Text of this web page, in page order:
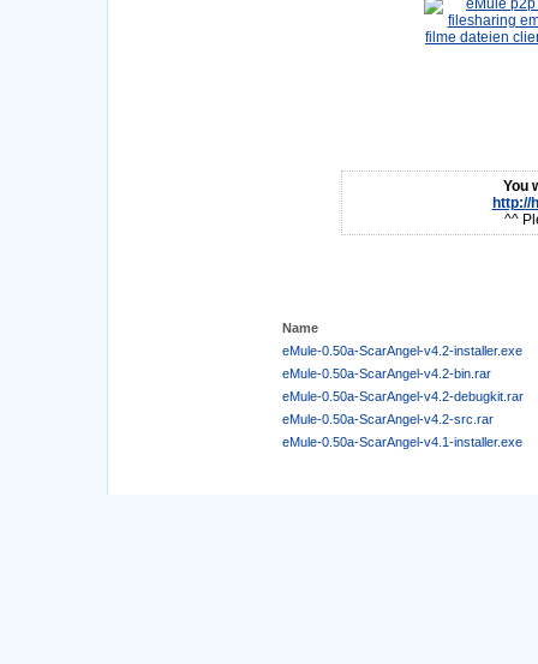
You
http://
^^
Name
eMule-0.50a-ScarAngel-v4.2-installer.exe
eMule-0.50a-ScarAngel-v4.2-bin.rar
eMule-0.50a-ScarAngel-v4.2-debugkit.rar
eMule-0.50a-ScarAngel-v4.2-src.rar
eMule-0.50a-ScarAngel-v4.1-installer.exe